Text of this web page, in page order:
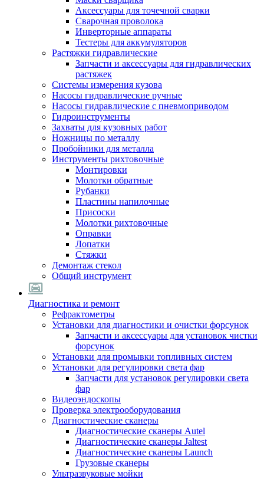
Аксессуары для точечной сварки
Сварочная проволока
Инверторные аппараты
Тестеры для аккумуляторов
Растяжки гидравлические
Запчасти и аксессуары для гидравлических
растяжек
Системы измерения кузова
Насосы гидравлические ручные
Насосы гидравлические с пневмоприводом
Гидроинструменты
Захваты для кузовных работ
Ножницы по металлу
Пробойники для металла
Инструменты рихтовочные
Монтировки
Молотки обратные
Рубанки
Пластины напилочные
Присоски
Молотки рихтовочные
Оправки
Лопатки
Стяжки
Демонтаж стекол
Общий инструмент
Диагностика и ремонт
Рефрактометры
Установки для диагностики и очистки форсунок
Запчасти и аксессуары для установок чистки
форсунок
Установки для промывки топливных систем
Установки для регулировки света фар
Запчасти для установок регулировки света
фар
Видеоэндоскопы
Проверка электрооборудования
Диагностические сканеры
Диагностические сканеры Autel
Диагностические сканеры Jaltest
Диагностические сканеры Launch
Грузовые сканеры
Ультразвуковые мойки